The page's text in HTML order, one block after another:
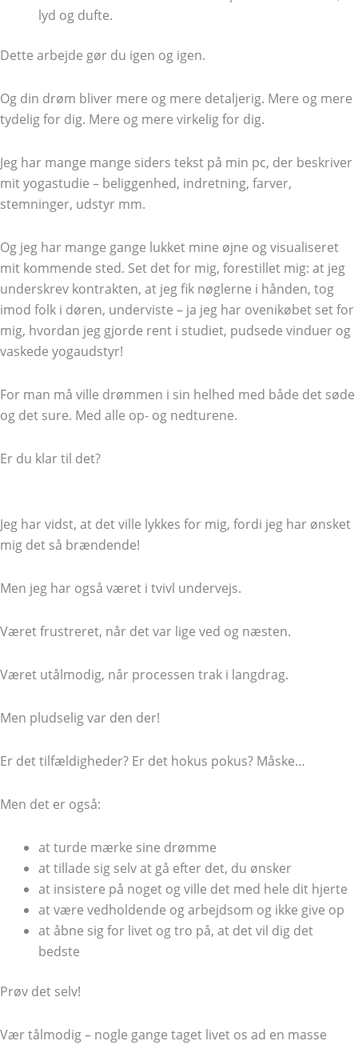
lyd og dufte.
Dette arbejde gør du igen og igen.
Og din drøm bliver mere og mere detaljerig. Mere og mere
tydelig for dig. Mere og mere virkelig for dig.
Jeg har mange mange siders tekst på min pc, der beskriver
mit yogastudie – beliggenhed, indretning, farver,
stemninger, udstyr mm.
Og jeg har mange gange lukket mine øjne og visualiseret
mit kommende sted. Set det for mig, forestillet mig: at jeg
underskrev kontrakten, at jeg fik nøglerne i hånden, tog
imod folk i døren, underviste – ja jeg har ovenikøbet set for
mig, hvordan jeg gjorde rent i studiet, pudsede vinduer og
vaskede yogaudstyr!
For man må ville drømmen i sin helhed med både det søde
og det sure. Med alle op- og nedturene.
Er du klar til det?
Jeg har vidst, at det ville lykkes for mig, fordi jeg har ønsket
mig det så brændende!
Men jeg har også været i tvivl undervejs.
Været frustreret, når det var lige ved og næsten.
Været utålmodig, når processen trak i langdrag.
Men pludselig var den der!
Er det tilfældigheder? Er det hokus pokus? Måske…
Men det er også:
at turde mærke sine drømme
at tillade sig selv at gå efter det, du ønsker
at insistere på noget og ville det med hele dit hjerte
at være vedholdende og arbejdsom og ikke give op
at åbne sig for livet og tro på, at det vil dig det
bedste
Prøv det selv!
Vær tålmodig – nogle gange taget livet os ad en masse